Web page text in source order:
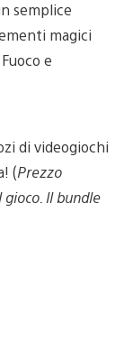
semplice
magici
e
di videogiochi
(Prezzo
Il bundle